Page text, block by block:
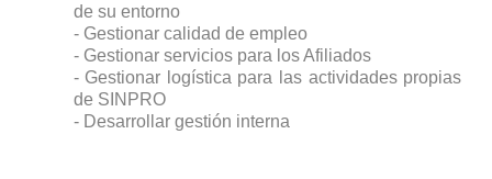
de su entorno
- Gestionar calidad de empleo
- Gestionar servicios para los Afiliados
- Gestionar logística para las actividades propias
de SINPRO
- Desarrollar gestión interna